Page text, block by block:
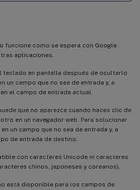
funcione como se espera con Google
aplicaciones.
teclado en pantalla después de ocultarlo
un campo que no sea de entrada y, a
el campo de entrada actual.
que no aparezca cuando haces clic de
en un navegador web. Para solucionar
un campo que no sea de entrada y, a
de entrada de destino.
con caracteres Unicode ni caracteres
chinos, japoneses y coreanos).
está disponible para los campos de